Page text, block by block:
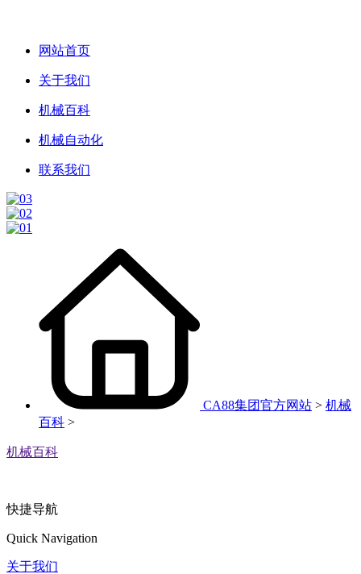
网站首页
关于我们
机械百科
机械自动化
联系我们
CA88集团官方网站 > 机械
百科 >
机械百科
快捷导航
Quick Navigation
关于我们